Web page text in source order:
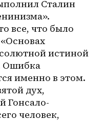
Сталин
все, что было
истиной
Ошибка
именно в этом.
дух,
Гонсало-
человек,